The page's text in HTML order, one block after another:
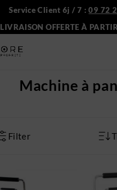
Service Client 6j / 7 :09 72
LIVRAISON OFFERTE À
Machine à
Filter